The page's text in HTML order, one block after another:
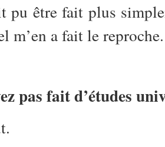
pu être fait plus
m’en a fait le reproche.
pas fait d’études